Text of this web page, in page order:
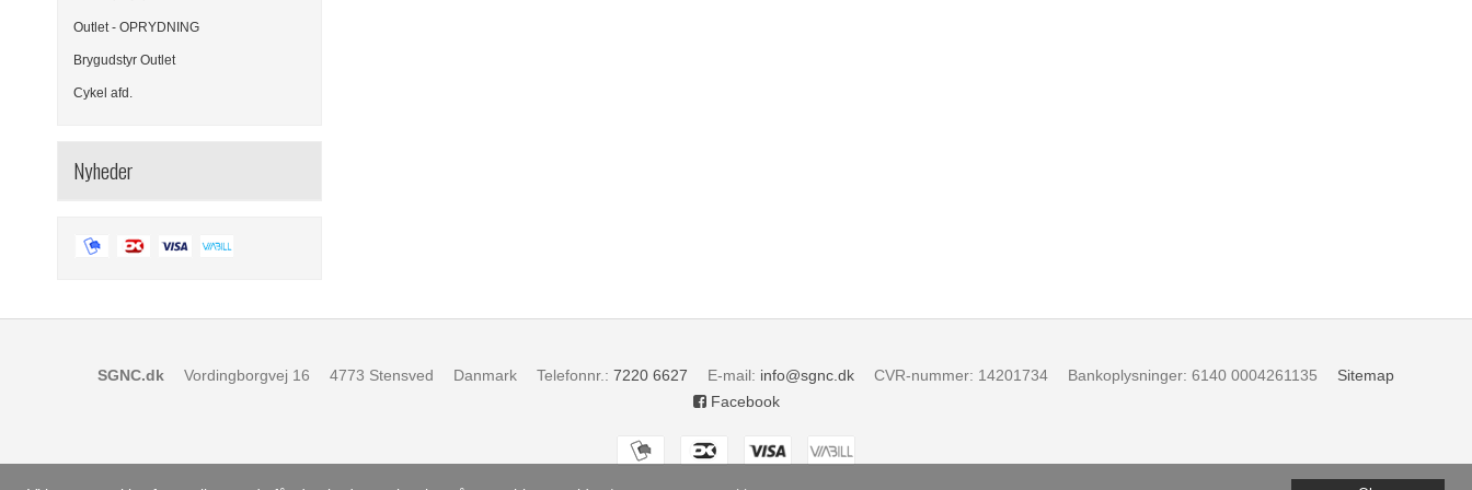
Outlet - OPRYDNING
Brygudstyr Outlet
Cykel afd.
Nyheder
SGNC.dk Vordingborgvej 16 4773 Stensved Danmark Telefonnr. : 7220 6627 E-mail: info@sgnc.dk CVR-nummer: 14201734 Bankoplysninger: 6140 0004261135
Sitemap
Facebook